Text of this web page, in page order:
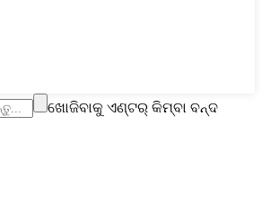
ଖୋଜିବାକୁ ଏଣ୍ଟର୍ କିମ୍ବା ବନ୍ଦ